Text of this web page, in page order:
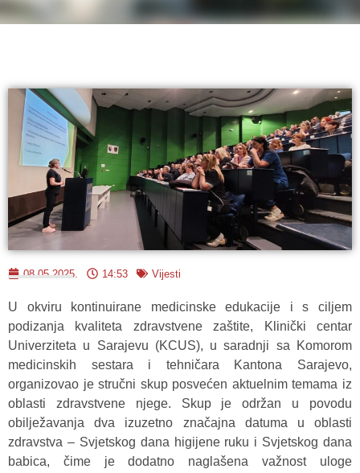
08.05.2025. 14:53 Vijesti
U okviru kontinuirane medicinske edukacije i s ciljem
podizanja kvaliteta zdravstvene zaštite, Klinički centar
Univerziteta u Sarajevu (KCUS), u saradnji sa Komorom
medicinskih sestara i tehničara Kantona Sarajevo,
organizovao je stručni skup posvećen aktuelnim temama iz
oblasti zdravstvene njege. Skup je održan u povodu
obilježavanja dva izuzetno značajna datuma u oblasti
zdravstva – Svjetskog dana higijene ruku i Svjetskog dana
babica, čime je dodatno naglašena važnost uloge